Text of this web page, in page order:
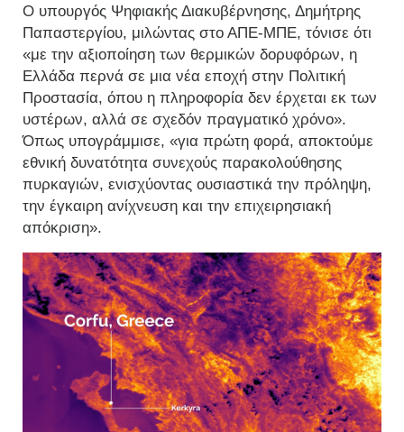
Ο υπουργός Ψηφιακής Διακυβέρνησης, Δημήτρης
Παπαστεργίου, μιλώντας στο ΑΠΕ-ΜΠΕ, τόνισε ότι
«με την αξιοποίηση των θερμικών δορυφόρων, η
Ελλάδα περνά σε μια νέα εποχή στην Πολιτική
Προστασία, όπου η πληροφορία δεν έρχεται εκ των
υστέρων, αλλά σε σχεδόν πραγματικό χρόνο».
Όπως υπογράμμισε, «για πρώτη φορά, αποκτούμε
εθνική δυνατότητα συνεχούς παρακολούθησης
πυρκαγιών, ενισχύοντας ουσιαστικά την πρόληψη,
την έγκαιρη ανίχνευση και την επιχειρησιακή
απόκριση».